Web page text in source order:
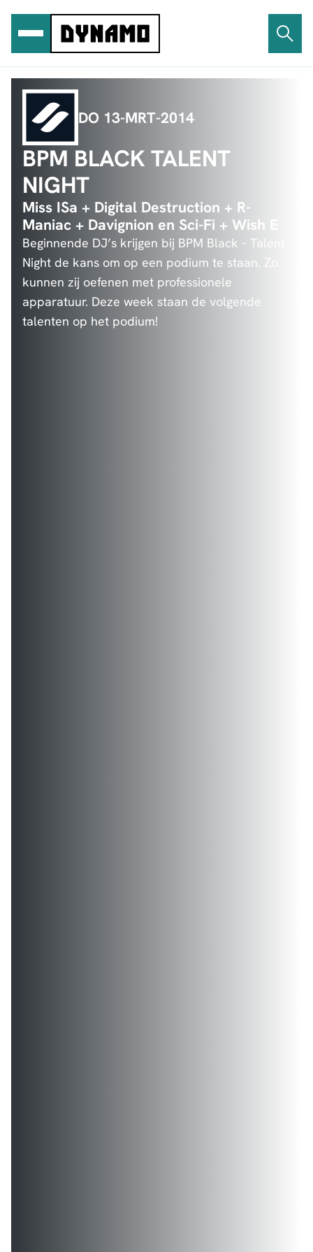
inhoud
DO 13-MRT-2014
BPM BLACK TALENT
NIGHT
Miss ISa + Digital Destruction + R-
Maniac + Davignion en Sci-Fi + Wish E
Beginnende DJ’s krijgen bij BPM Black – Talent
Night de kans om op een podium te staan. Zo
kunnen zij oefenen met professionele
apparatuur. Deze week staan de volgende
talenten op het podium!